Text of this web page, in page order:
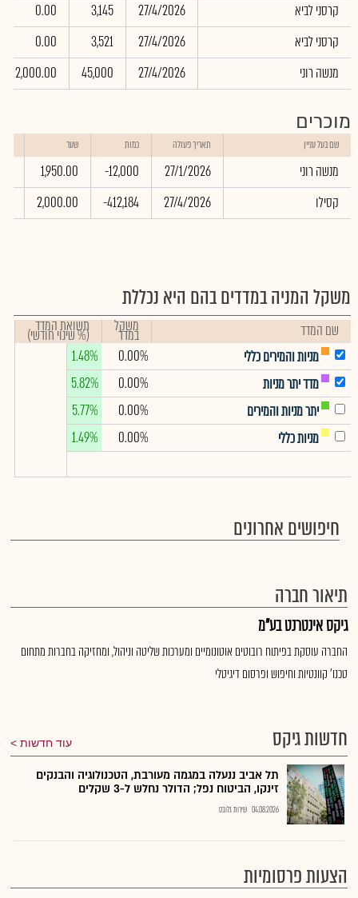
קרסני לביא 27/4/2026
3,145
0.00
קרסני לביא
27/4/2026
3,521
0.00
מנשה רוני
27/4/2026
45,000
2,000.00
מוכרים
שם בעל עניין תאריך פעולה כמות שער
מנשה רוני 27/1/2026
-12,000
1,950.00
קסילו
27/4/2026
-412,184
2,000.00
משקל המניה במדדים בהם היא נכללת
שם המדד משקל
במדד תשואת המדד
(% שינוי חודשי)
מניות והמירים כללי
0.00%
1.48%
מדד יתר מניות
0.00%
5.82%
יתר מניות והמירים
0.00%
5.77%
מניות כללי
0.00%
1.49%
חיפושים אחרונים
תיאור חברה
גיקס אינטרנט בע"מ
החברה עוסקת בפיתוח רובוטים אוטונומיים ומערכות שליטה וניהול, ומחזיקה בחברות מתחום
טכנו' קוונטיות וחיפוש ופרסום דיגיטלי
חדשות גיקס עוד חדשות
תל אביב ננעלה במגמה מעורבת, הטכנולוגיה והבנקים
זינקו, הביטוח נפל; הדולר נחלש ל-3 שקלים
04.08.2026 שירות גלובס
הצעות פרסומיות